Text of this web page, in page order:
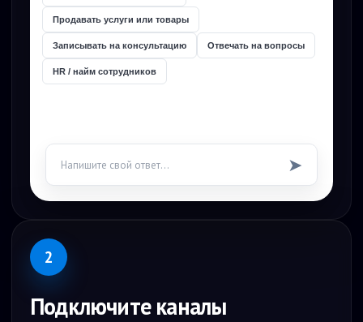
Продавать услуги или товары
Записывать на консультацию Отвечать на вопросы
HR / найм сотрудников
Напишите свой ответ... ➤
2
Подключите каналы